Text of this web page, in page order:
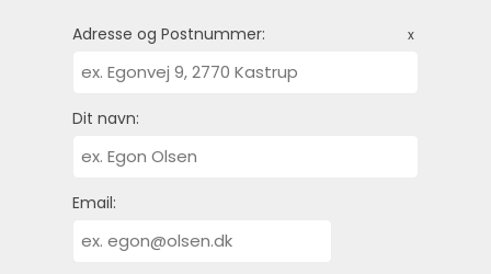
Adresse og Postnummer: x
Dit navn:
Email: